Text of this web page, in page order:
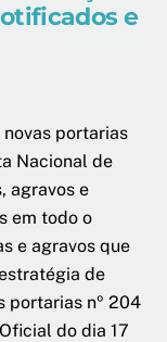
e
portarias
Nacional de
agravos e
em todo o
e agravos que
de
portarias nº 204
do dia 17